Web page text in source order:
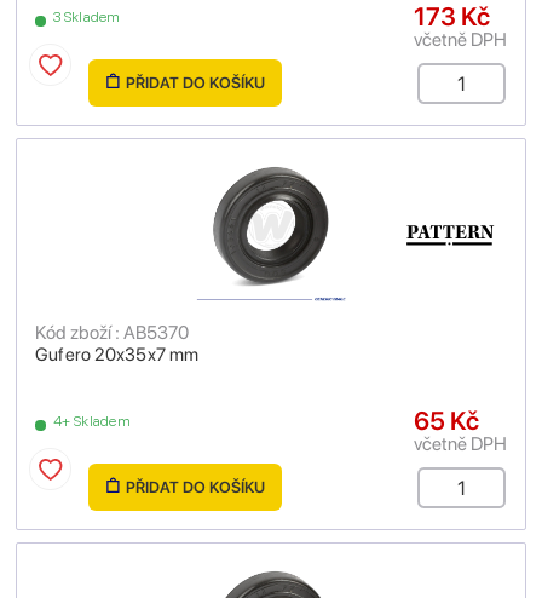
3 Skladem 173 Kč
včetně DPH
PŘIDAT DO KOŠÍKU
Gufero 20x35x7 mm
Kód zboží : AB5370
4+ Skladem 65 Kč
včetně DPH
PŘIDAT DO KOŠÍKU